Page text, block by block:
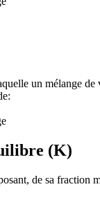
un mélange de
(K)
de sa fraction